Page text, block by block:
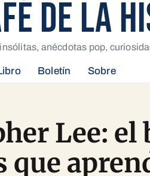
DE LA
anécdotas pop,
Boletín Sobre
Lee: el
que